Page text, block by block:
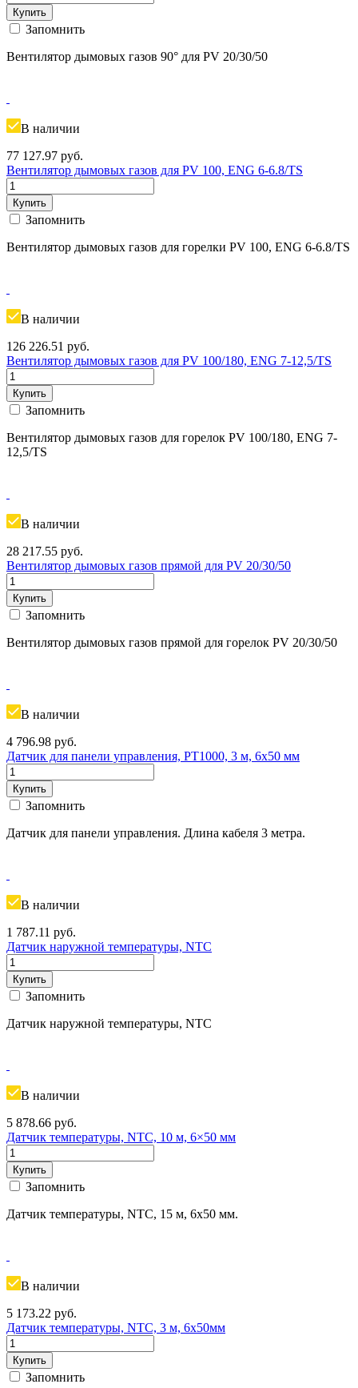
Купить
Запомнить
Вентилятор дымовых газов 90° для PV 20/30/50
В наличии
77 127.97 руб.
Вентилятор дымовых газов для PV 100, ENG 6-6.8/TS
Купить
Запомнить
Вентилятор дымовых газов для горелки PV 100, ENG 6-6.8/TS
В наличии
126 226.51 руб.
Вентилятор дымовых газов для PV 100/180, ENG 7-12,5/TS
Купить
Запомнить
Вентилятор дымовых газов для горелок PV 100/180, ENG 7-
12,5/TS
В наличии
28 217.55 руб.
Вентилятор дымовых газов прямой для PV 20/30/50
Купить
Запомнить
Вентилятор дымовых газов прямой для горелок PV 20/30/50
В наличии
4 796.98 руб.
Датчик для панели управления, PT1000, 3 м, 6x50 мм
Купить
Запомнить
Датчик для панели управления. Длина кабеля 3 метра.
В наличии
1 787.11 руб.
Датчик наружной температуры, NTC
Купить
Запомнить
Датчик наружной температуры, NTC
В наличии
5 878.66 руб.
Датчик температуры, NTC, 10 м, 6×50 мм
Купить
Запомнить
Датчик температуры, NTC, 15 м, 6х50 мм.
В наличии
5 173.22 руб.
Датчик температуры, NTC, 3 м, 6х50мм
Купить
Запомнить